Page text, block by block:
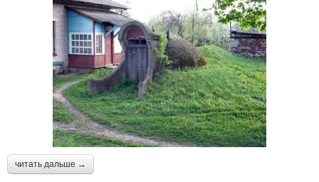
читать дальше →